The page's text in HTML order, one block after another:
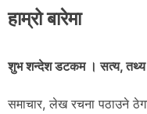
हाम्रो बारेमा
शुभ शन्देश डटकम । सत्य, तथ्य
समाचार, लेख रचना पठाउने